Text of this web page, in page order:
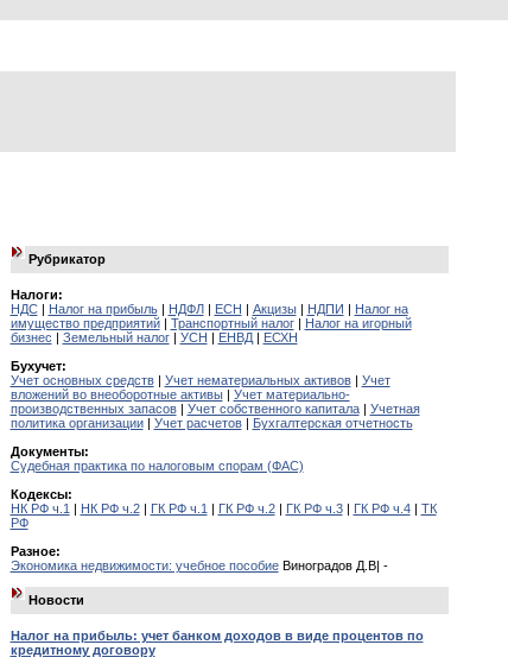
Рубрикатор
Налоги:
НДС| Налог на прибыль| НДФЛ| ЕСН | Акцизы| НДПИ | Налог на
имущество предприятий| Транспортный налог| Налог на игорный
бизнес | Земельный налог| УСН | ЕНВД| ЕСХН
Бухучет:
Учет основных средств| Учет нематериальных активов| Учет
вложений во внеоборотные активы| Учет материально-
производственных запасов| Учет собственного капитала| Учетная
политика организации| Учет расчетов| Бухгалтерская отчетность
Документы:
Судебная практика по налоговым спорам (ФАС)
Кодексы:
НК РФ ч.1 | НК РФ ч.2| ГК РФ ч.1 | ГК РФ ч.2| ГК РФ ч.3| ГК РФ ч.4| ТК
РФ
Разное:
Экономика недвижимости: учебное пособиеВиноградов Д.В| -
Новости
Налог на прибыль: учет банком доходов в виде процентов по
кредитному договору